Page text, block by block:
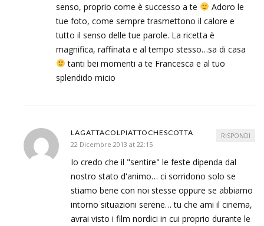
senso, proprio come è successo a te
Adoro le
tue foto, come sempre trasmettono il calore e
tutto il senso delle tue parole. La ricetta è
magnifica, raffinata e al tempo stesso…sa di casa
tanti bei momenti a te Francesca e al tuo
splendido micio
LAGATTACOLPIATTOCHESCOTTA
22 Dicembre 2013 at 22:15
Io credo che il "sentire" le feste dipenda dal
nostro stato d'animo… ci sorridono solo se
stiamo bene con noi stesse oppure se abbiamo
intorno situazioni serene… tu che ami il cinema,
avrai visto i film nordici in cui proprio durante le
RISPONDI